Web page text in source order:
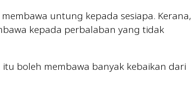
untung kepada sesiapa. Kerana,
kepada perbalaban yang tidak
boleh membawa banyak kebaikan dari